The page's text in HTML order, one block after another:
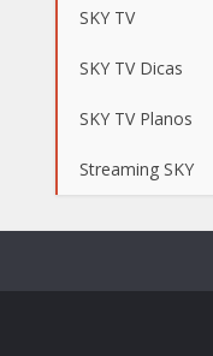
SKY TV
SKY TV Dicas
SKY TV Planos
Streaming SKY